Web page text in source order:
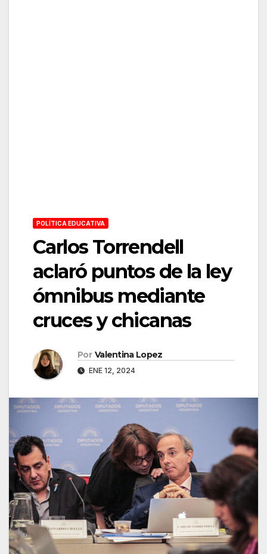
POLÍTICA EDUCATIVA
Carlos Torrendell
aclaró puntos de la ley
ómnibus mediante
cruces y chicanas
Por Valentina Lopez
ENE 12, 2024